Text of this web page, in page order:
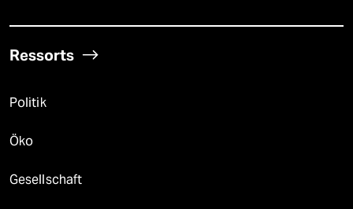
Ressorts
Politik
Öko
Gesellschaft